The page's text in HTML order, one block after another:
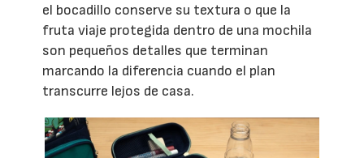
el bocadillo conserve su textura o que la
fruta viaje protegida dentro de una mochila
son pequeños detalles que terminan
marcando la diferencia cuando el plan
transcurre lejos de casa.